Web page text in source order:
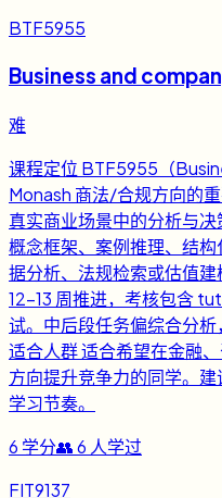
BTF5955
Business and
难
课程定位 BTF5955（
Monash 商法/合规方向的
真实商业场景中的分析与
概念框架、案例推理、结
据分析、法规检索或估值
12-13 周推进，考核包含
试。中后段任务偏综合分析
适合人群 适合希望在金融
方向提升竞争力的同学。
学习节奏。
6 学分👥6 人学过
FIT9137